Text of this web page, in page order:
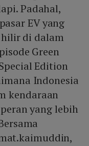
Padahal,
EV yang
di dalam
Green
Edition
Indonesia
kendaraan
yang lebih